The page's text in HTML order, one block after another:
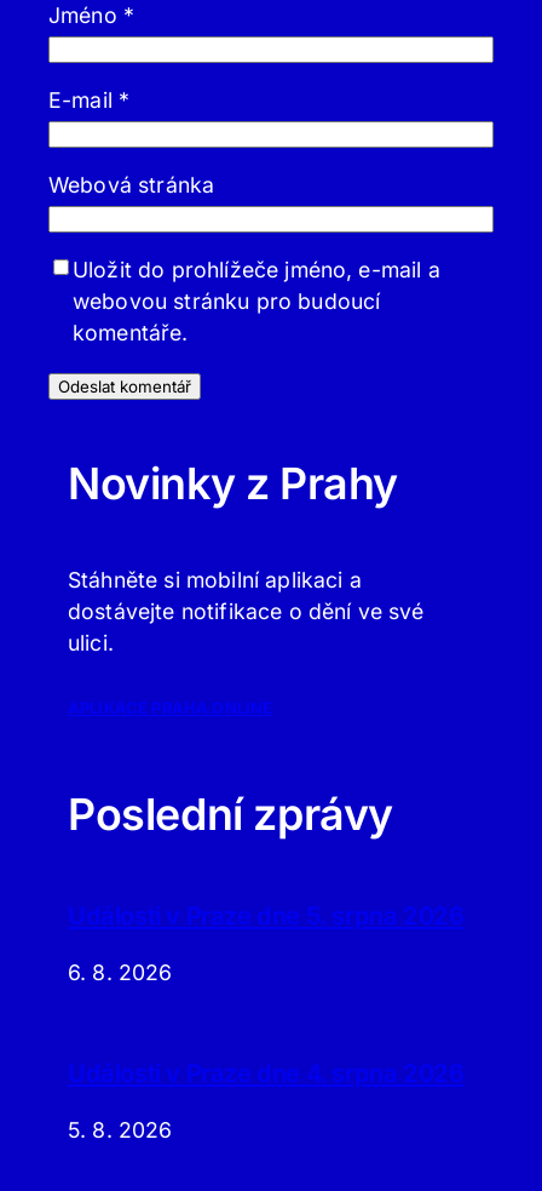
Jméno *
E-mail *
Webová stránka
Uložit do prohlížeče jméno, e-mail a
webovou stránku pro budoucí
komentáře.
Novinky z Prahy
Stáhněte si mobilní aplikaci a
dostávejte notifikace o dění ve své
ulici.
APLIKACE PRAHA.ONLINE
Poslední zprávy
Události v Praze dne 5. srpna 2026
6. 8. 2026
Události v Praze dne 4. srpna 2026
5. 8. 2026